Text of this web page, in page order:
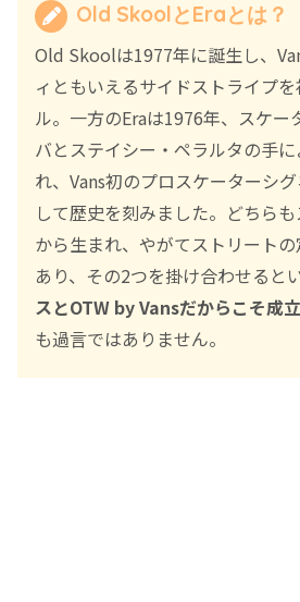
Old SkoolとEraとは？
Old Skoolは1977年に誕生し、
ィともいえるサイドストライプ
ル。一方のEraは1976年、スケー
バとステイシー・ペラルタの手
れ、Vans初のプロスケーターシ
して歴史を刻みました。どちら
から生まれ、やがてストリート
あり、その2つを掛け合わせると
スとOTW by Vansだからこそ成
も過言ではありません。